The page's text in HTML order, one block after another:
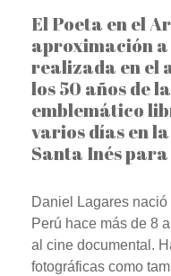
El Poeta en el
aproximación
realizada en el
los 50 años de
emblemático
varios días en
Santa Inés
Daniel Lagares
Perú hace más de 8
al cine documental.
fotográficas como